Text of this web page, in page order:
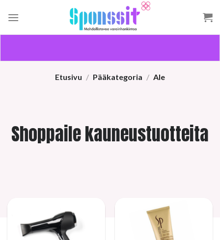
Etusivu / Pääkategoria / Ale
Shoppaile kauneustuotteita